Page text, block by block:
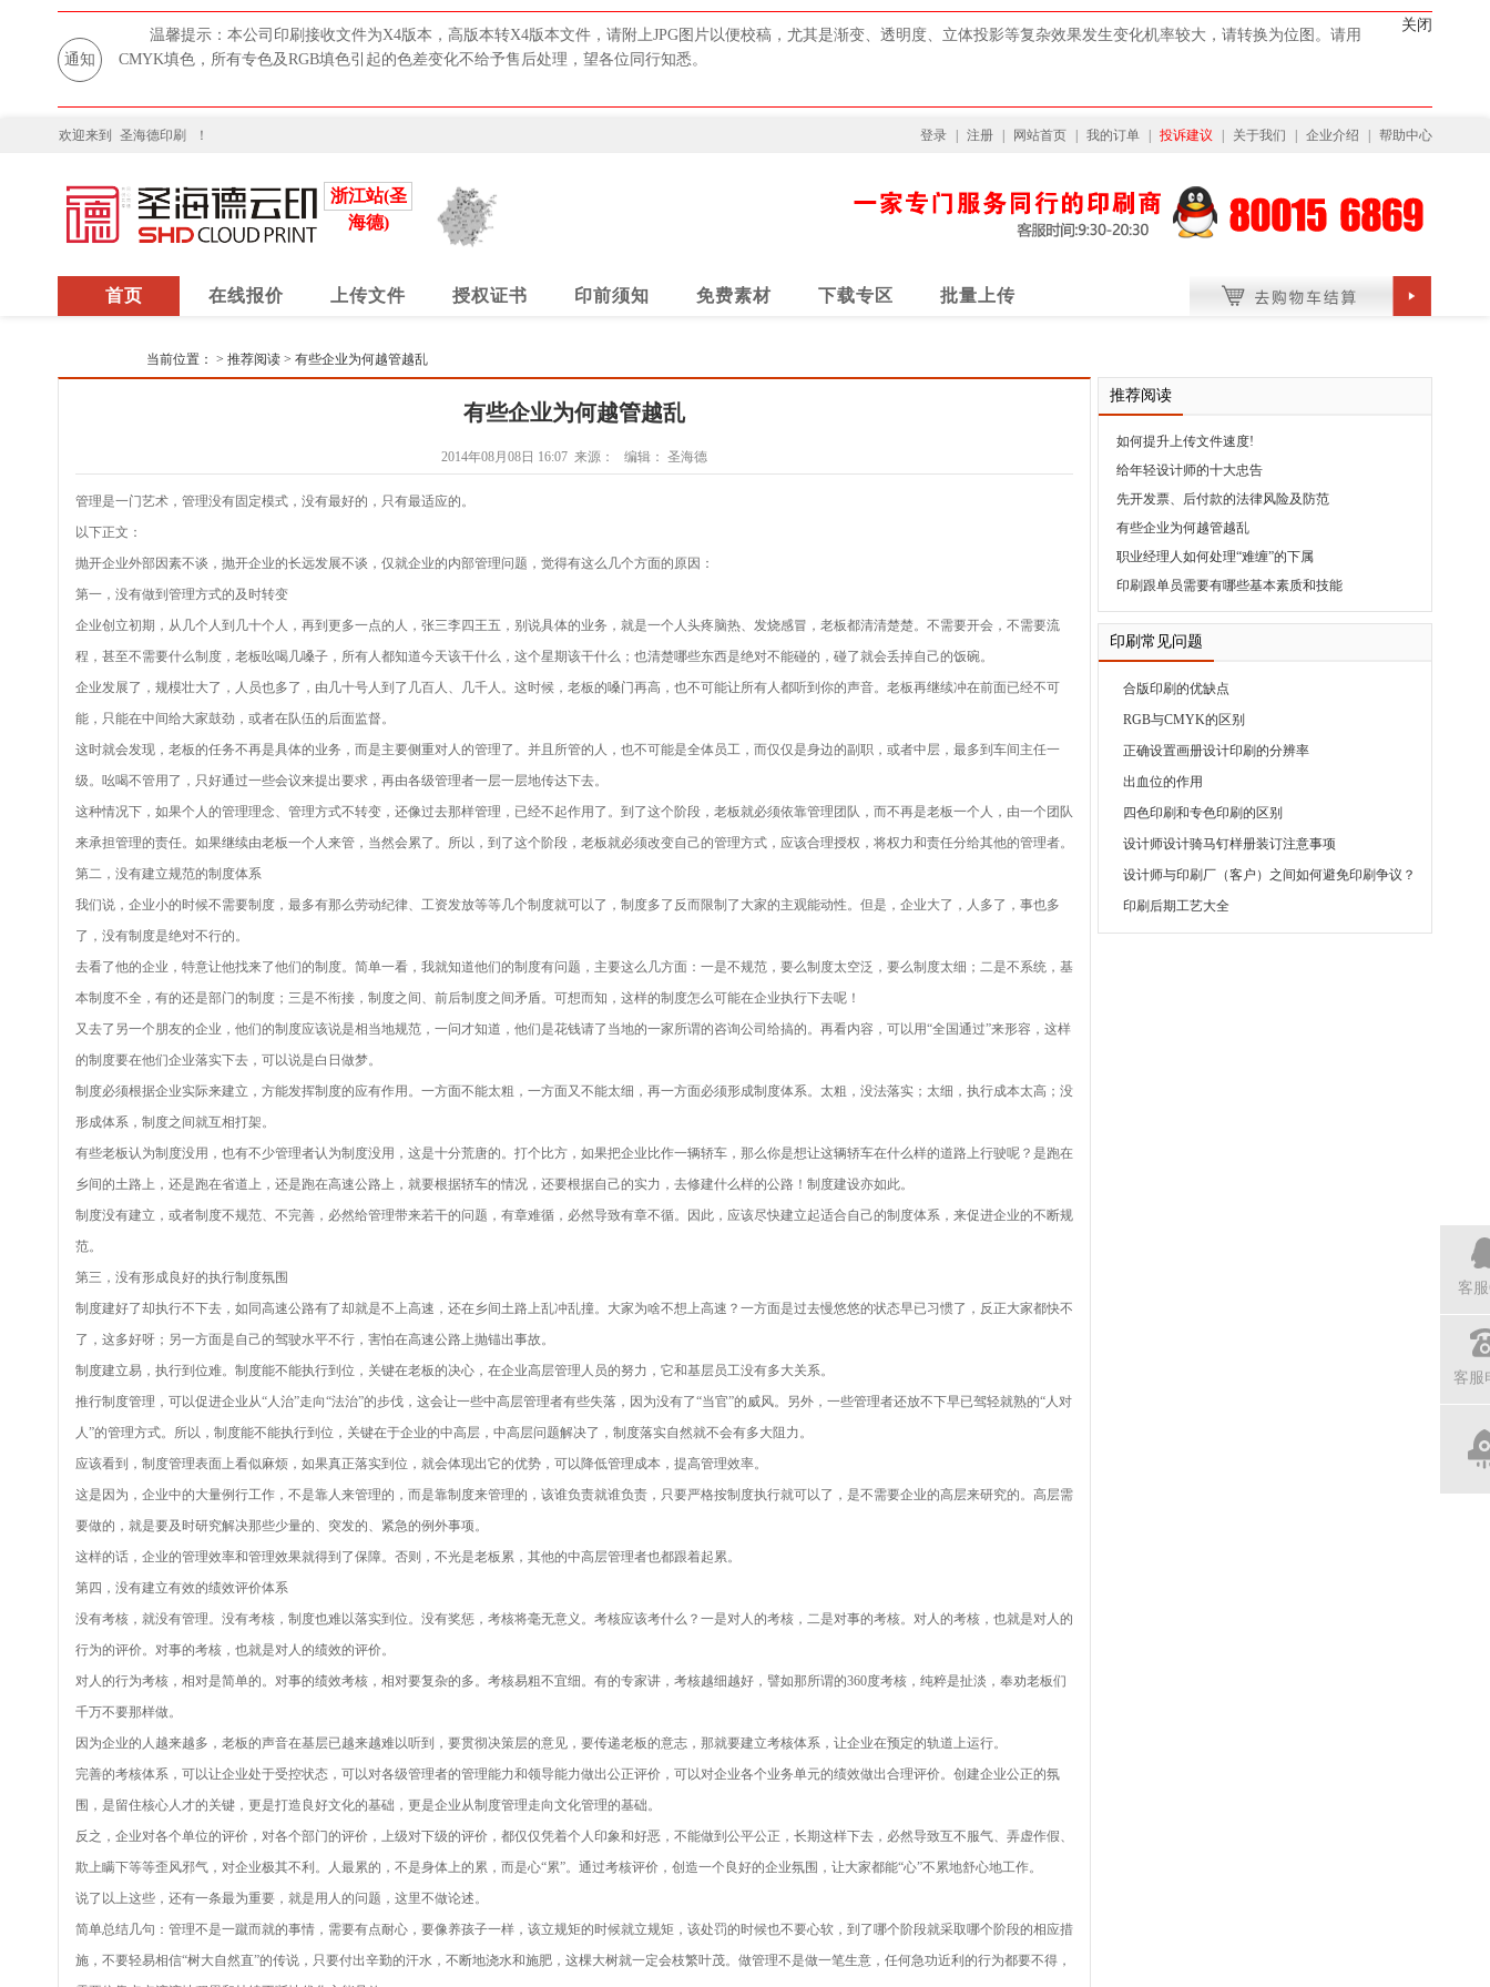
通知
温馨提示：本公司印刷接收文件为X4版本，高版本转X4版本文件，请附上JPG图片以便校稿，尤其是渐变、透明度、立体投影等复杂效果发生变化机率较大，请转换为位图。请用
CMYK填色，所有专色及RGB填色引起的色差变化不给予售后处理，望各位同行知悉。
关闭
欢迎来到 圣海德印刷 ！ 登录 注册 网站首页 我的订单 投诉建议 关于我们 企业介绍 帮助中心
浙江站(圣
海德)
首页 在线报价 上传文件 授权证书 印前须知 免费素材 下载专区 批量上传
当前位置： > 推荐阅读 > 有些企业为何越管越乱
有些企业为何越管越乱
2014年08月08日 16:07 来源： 编辑： 圣海德
管理是一门艺术，管理没有固定模式，没有最好的，只有最适应的。
以下正文：
抛开企业外部因素不谈，抛开企业的长远发展不谈，仅就企业的内部管理问题，觉得有这么几个方面的原因：
第一，没有做到管理方式的及时转变
企业创立初期，从几个人到几十个人，再到更多一点的人，张三李四王五，别说具体的业务，就是一个人头疼脑热、发烧感冒，老板都清清楚楚。不需要开会，不需要流
程，甚至不需要什么制度，老板吆喝几嗓子，所有人都知道今天该干什么，这个星期该干什么；也清楚哪些东西是绝对不能碰的，碰了就会丢掉自己的饭碗。
企业发展了，规模壮大了，人员也多了，由几十号人到了几百人、几千人。这时候，老板的嗓门再高，也不可能让所有人都听到你的声音。老板再继续冲在前面已经不可
能，只能在中间给大家鼓劲，或者在队伍的后面监督。
这时就会发现，老板的任务不再是具体的业务，而是主要侧重对人的管理了。并且所管的人，也不可能是全体员工，而仅仅是身边的副职，或者中层，最多到车间主任一
级。吆喝不管用了，只好通过一些会议来提出要求，再由各级管理者一层一层地传达下去。
这种情况下，如果个人的管理理念、管理方式不转变，还像过去那样管理，已经不起作用了。到了这个阶段，老板就必须依靠管理团队，而不再是老板一个人，由一个团队
来承担管理的责任。如果继续由老板一个人来管，当然会累了。所以，到了这个阶段，老板就必须改变自己的管理方式，应该合理授权，将权力和责任分给其他的管理者。
第二，没有建立规范的制度体系
我们说，企业小的时候不需要制度，最多有那么劳动纪律、工资发放等等几个制度就可以了，制度多了反而限制了大家的主观能动性。但是，企业大了，人多了，事也多
了，没有制度是绝对不行的。
去看了他的企业，特意让他找来了他们的制度。简单一看，我就知道他们的制度有问题，主要这么几方面：一是不规范，要么制度太空泛，要么制度太细；二是不系统，基
本制度不全，有的还是部门的制度；三是不衔接，制度之间、前后制度之间矛盾。可想而知，这样的制度怎么可能在企业执行下去呢！
又去了另一个朋友的企业，他们的制度应该说是相当地规范，一问才知道，他们是花钱请了当地的一家所谓的咨询公司给搞的。再看内容，可以用“全国通过”来形容，这样
的制度要在他们企业落实下去，可以说是白日做梦。
制度必须根据企业实际来建立，方能发挥制度的应有作用。一方面不能太粗，一方面又不能太细，再一方面必须形成制度体系。太粗，没法落实；太细，执行成本太高；没
形成体系，制度之间就互相打架。
有些老板认为制度没用，也有不少管理者认为制度没用，这是十分荒唐的。打个比方，如果把企业比作一辆轿车，那么你是想让这辆轿车在什么样的道路上行驶呢？是跑在
乡间的土路上，还是跑在省道上，还是跑在高速公路上，就要根据轿车的情况，还要根据自己的实力，去修建什么样的公路！制度建设亦如此。
制度没有建立，或者制度不规范、不完善，必然给管理带来若干的问题，有章难循，必然导致有章不循。因此，应该尽快建立起适合自己的制度体系，来促进企业的不断规
范。
第三，没有形成良好的执行制度氛围
制度建好了却执行不下去，如同高速公路有了却就是不上高速，还在乡间土路上乱冲乱撞。大家为啥不想上高速？一方面是过去慢悠悠的状态早已习惯了，反正大家都快不
了，这多好呀；另一方面是自己的驾驶水平不行，害怕在高速公路上抛锚出事故。
制度建立易，执行到位难。制度能不能执行到位，关键在老板的决心，在企业高层管理人员的努力，它和基层员工没有多大关系。
推行制度管理，可以促进企业从“人治”走向“法治”的步伐，这会让一些中高层管理者有些失落，因为没有了“当官”的威风。另外，一些管理者还放不下早已驾轻就熟的“人对
人”的管理方式。所以，制度能不能执行到位，关键在于企业的中高层，中高层问题解决了，制度落实自然就不会有多大阻力。
应该看到，制度管理表面上看似麻烦，如果真正落实到位，就会体现出它的优势，可以降低管理成本，提高管理效率。
这是因为，企业中的大量例行工作，不是靠人来管理的，而是靠制度来管理的，该谁负责就谁负责，只要严格按制度执行就可以了，是不需要企业的高层来研究的。高层需
要做的，就是要及时研究解决那些少量的、突发的、紧急的例外事项。
这样的话，企业的管理效率和管理效果就得到了保障。否则，不光是老板累，其他的中高层管理者也都跟着起累。
第四，没有建立有效的绩效评价体系
没有考核，就没有管理。没有考核，制度也难以落实到位。没有奖惩，考核将毫无意义。考核应该考什么？一是对人的考核，二是对事的考核。对人的考核，也就是对人的
行为的评价。对事的考核，也就是对人的绩效的评价。
对人的行为考核，相对是简单的。对事的绩效考核，相对要复杂的多。考核易粗不宜细。有的专家讲，考核越细越好，譬如那所谓的360度考核，纯粹是扯淡，奉劝老板们
千万不要那样做。
因为企业的人越来越多，老板的声音在基层已越来越难以听到，要贯彻决策层的意见，要传递老板的意志，那就要建立考核体系，让企业在预定的轨道上运行。
完善的考核体系，可以让企业处于受控状态，可以对各级管理者的管理能力和领导能力做出公正评价，可以对企业各个业务单元的绩效做出合理评价。创建企业公正的氛
围，是留住核心人才的关键，更是打造良好文化的基础，更是企业从制度管理走向文化管理的基础。
反之，企业对各个单位的评价，对各个部门的评价，上级对下级的评价，都仅仅凭着个人印象和好恶，不能做到公平公正，长期这样下去，必然导致互不服气、弄虚作假、
欺上瞒下等等歪风邪气，对企业极其不利。人最累的，不是身体上的累，而是心“累”。通过考核评价，创造一个良好的企业氛围，让大家都能“心”不累地舒心地工作。
说了以上这些，还有一条最为重要，就是用人的问题，这里不做论述。
简单总结几句：管理不是一蹴而就的事情，需要有点耐心，要像养孩子一样，该立规矩的时候就立规矩，该处罚的时候也不要心软，到了哪个阶段就采取哪个阶段的相应措
施，不要轻易相信“树大自然直”的传说，只要付出辛勤的汗水，不断地浇水和施肥，这棵大树就一定会枝繁叶茂。做管理不是做一笔生意，任何急功近利的行为都要不得，
推荐阅读
如何提升上传文件速度!
给年轻设计师的十大忠告
先开发票、后付款的法律风险及防范
有些企业为何越管越乱
职业经理人如何处理“难缠”的下属
印刷跟单员需要有哪些基本素质和技能
印刷常见问题
合版印刷的优缺点
RGB与CMYK的区别
正确设置画册设计印刷的分辨率
出血位的作用
四色印刷和专色印刷的区别
设计师设计骑马钉样册装订注意事项
设计师与印刷厂（客户）之间如何避免印刷争议？
印刷后期工艺大全
客
客服